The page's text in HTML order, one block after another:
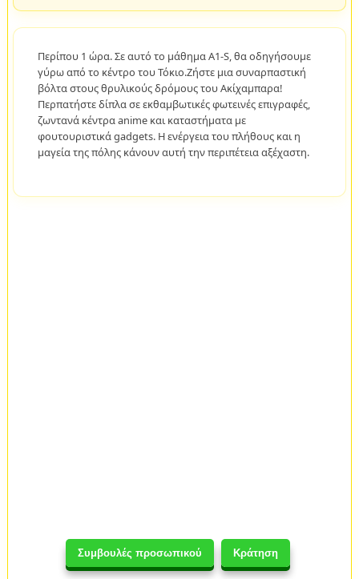
Συμβουλές προσωπικού Κράτηση
Περίπου 1 ώρα. Σε αυτό το μάθημα A1-S, θα οδηγήσουμε
γύρω από το κέντρο του Τόκιο.Ζήστε μια συναρπαστική
βόλτα στους θρυλικούς δρόμους του Ακίχαμπαρα!
Περπατήστε δίπλα σε εκθαμβωτικές φωτεινές επιγραφές,
ζωντανά κέντρα anime και καταστήματα με
φουτουριστικά gadgets. Η ενέργεια του πλήθους και η
μαγεία της πόλης κάνουν αυτή την περιπέτεια αξέχαστη.